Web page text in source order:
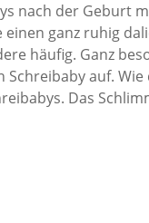
nach der Geburt
einen ganz ruhig
häufig. Ganz
Schreibaby auf.
Das